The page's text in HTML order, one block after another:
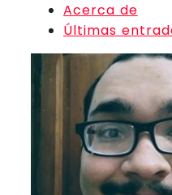
Acerca de
Últimas